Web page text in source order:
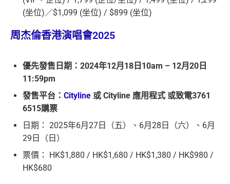
(坐位)／$1,099 (坐位) / $899 (坐位)
周杰倫香港演唱會2025
優先發售日期：2024年12月18日10am – 12月20日
11:59pm
發售平台： Cityline 或 Cityline 應用程式 或致電3761
6515購票
日期： 2025年6月27日（五）、6月28日（六）、6月
29日（日）
票價： HK$1,880 / HK$1,680 / HK$1,380 / HK$980 /
HK$680